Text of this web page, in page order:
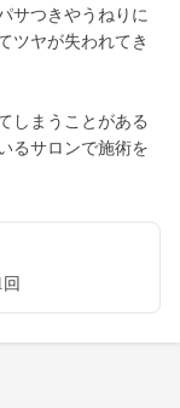
サつきやうねりに
ツヤが失われてき
しまうことがある
るサロンで施術を